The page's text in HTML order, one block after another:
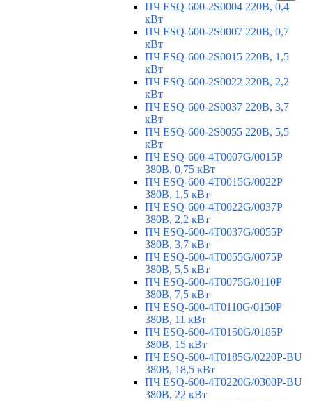
ПЧ ESQ-600-2S0004 220В, 0,4
кВт
ПЧ ESQ-600-2S0007 220В, 0,7
кВт
ПЧ ESQ-600-2S0015 220В, 1,5
кВт
ПЧ ESQ-600-2S0022 220В, 2,2
кВт
ПЧ ESQ-600-2S0037 220В, 3,7
кВт
ПЧ ESQ-600-2S0055 220В, 5,5
кВт
ПЧ ESQ-600-4T0007G/0015P
380В, 0,75 кВт
ПЧ ESQ-600-4T0015G/0022P
380В, 1,5 кВт
ПЧ ESQ-600-4T0022G/0037P
380В, 2,2 кВт
ПЧ ESQ-600-4T0037G/0055P
380В, 3,7 кВт
ПЧ ESQ-600-4T0055G/0075P
380В, 5,5 кВт
ПЧ ESQ-600-4T0075G/0110P
380В, 7,5 кВт
ПЧ ESQ-600-4T0110G/0150P
380В, 11 кВт
ПЧ ESQ-600-4T0150G/0185P
380В, 15 кВт
ПЧ ESQ-600-4T0185G/0220P-BU
380В, 18,5 кВт
ПЧ ESQ-600-4T0220G/0300P-BU
380В, 22 кВт